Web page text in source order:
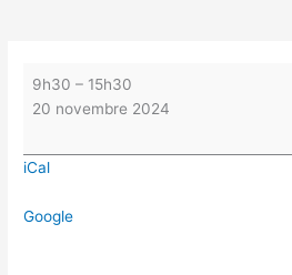
9h30 – 15h30
20 novembre 2024
iCal
Google